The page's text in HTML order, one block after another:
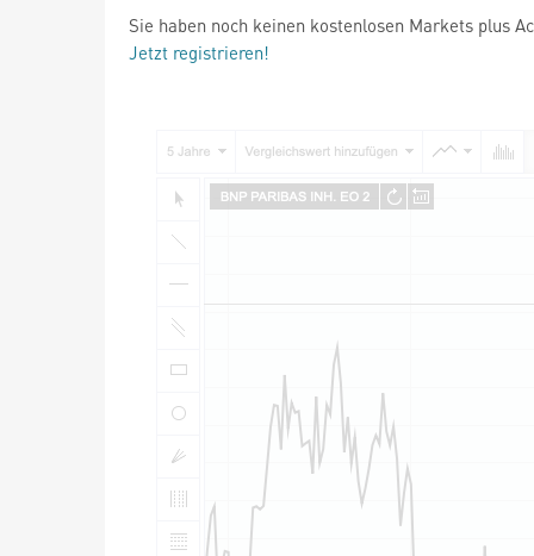
Sie haben noch keinen kostenlosen Markets plus
Jetzt registrieren!